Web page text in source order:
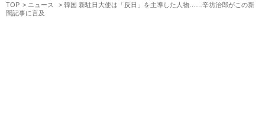
TOP ニュース
韓国 新駐日大使は「反日」を主導した人物……辛坊治郎がこの新
聞記事に言及